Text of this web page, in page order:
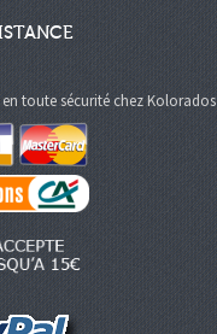
toute sécurité chez Kolorados